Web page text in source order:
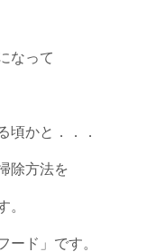
なって
頃かと．．．
除方法を
。
ード」です。